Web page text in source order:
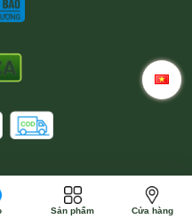
Sản phẩm Cửa hàng